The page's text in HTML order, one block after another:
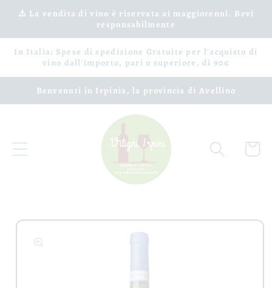
Vai
direttamente
⚠️ La vendita di vino è riservata ai maggiorenni. Bevi
responsabilmente
In Italia: Spese di spedizione Gratuite per l'acquisto di
vino dall'importo, pari o superiore, di 90€
Benvenuti in Irpinia, la provincia di Avellino
Carrello
Passa alle
informazioni
sul prodotto